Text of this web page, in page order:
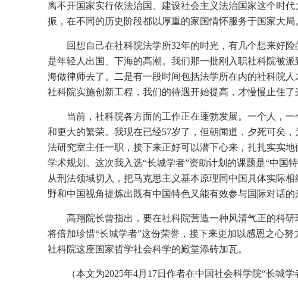
离不开国家实行依法治国、建设社会主义法治国家这个时
振，在不同的历史阶段都以厚重的家国情怀服务于国家大局
回想自己在社科院法学所32年的时光，有几个想来好
是年轻人出国、下海的高潮。我们那一批刚入职社科院被
海做律师去了。二是有一段时间包括法学所在内的社科院
社科院实施创新工程，我们的待遇开始提高，才慢慢止住
当前，社科院各方面的工作正在蓬勃发展。一个人，
和更大的繁荣。我现在已经57岁了，但朝闻道，夕死可矣
法研究室主任一职，接下来正好可以潜下心来，扎扎实实
学术规划。这次我入选“长城学者”资助计划的课题是“中国
从刑法领域切入，把马克思主义基本原理同中国具体实际
野和中国视角提炼出既有中国特色又能有效参与国际对话
高翔院长曾指出，要在社科院营造一种风清气正的科
将倍加珍惜“长城学者”这份荣誉，接下来更加以感恩之心
社科院这座国家哲学社会科学的殿堂添砖加瓦。
（本文为2025年4月17日作者在中国社会科学院“长城学